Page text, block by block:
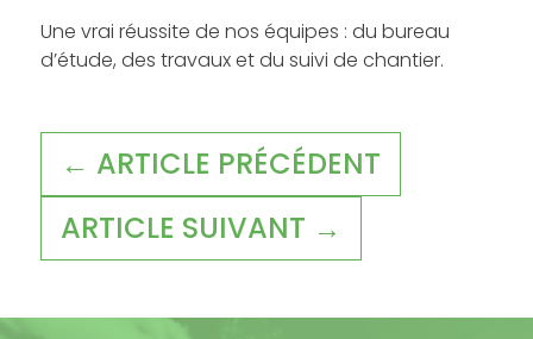
Une vrai réussite de nos équipes : du bureau
d’étude, des travaux et du suivi de chantier.
← ARTICLE PRÉCÉDENT
ARTICLE SUIVANT →